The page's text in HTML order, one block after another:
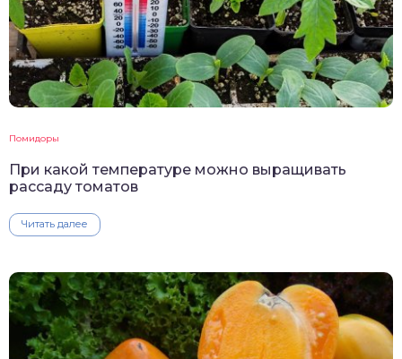
Помидоры
При какой температуре можно выращивать
рассаду томатов
Читать далее